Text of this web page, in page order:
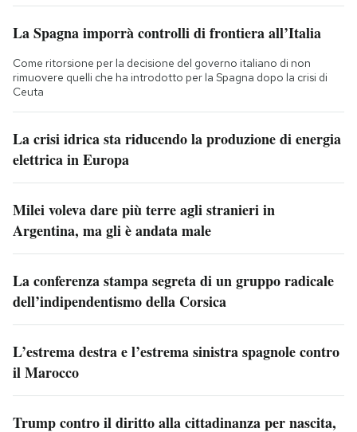
La Spagna imporrà controlli di frontiera all’Italia
Come ritorsione per la decisione del governo italiano di non
rimuovere quelli che ha introdotto per la Spagna dopo la crisi di
Ceuta
La crisi idrica sta riducendo la produzione di energia
elettrica in Europa
Milei voleva dare più terre agli stranieri in
Argentina, ma gli è andata male
La conferenza stampa segreta di un gruppo radicale
dell’indipendentismo della Corsica
L’estrema destra e l’estrema sinistra spagnole contro
il Marocco
Trump contro il diritto alla cittadinanza per nascita,